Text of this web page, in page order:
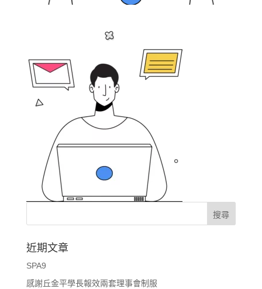
近期文章
SPA9
感謝丘金平學長報效兩套理事會制服